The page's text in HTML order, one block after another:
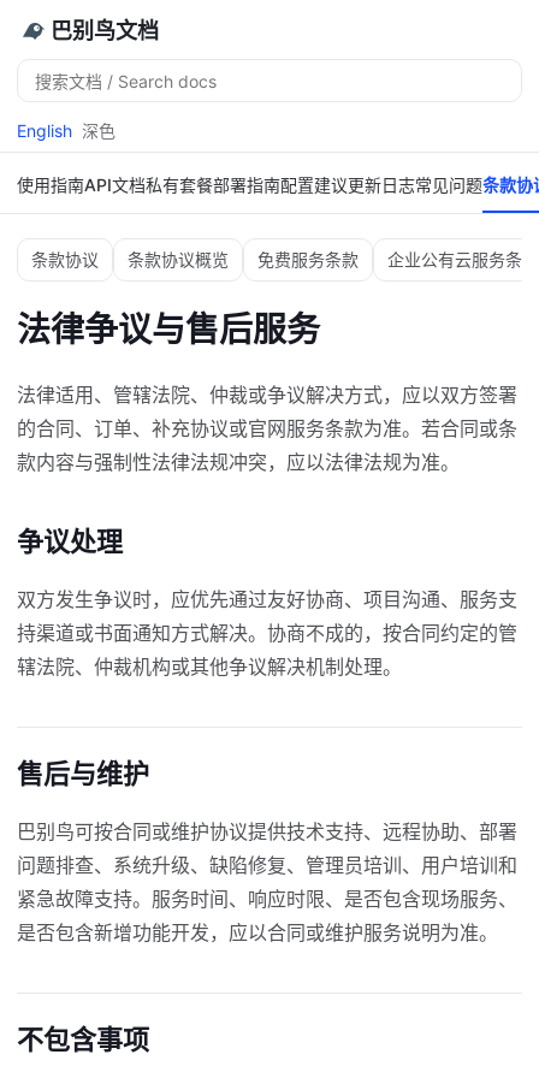
巴别鸟文档
搜
索
English 深色
使用指南API文档私有套餐部署指南配置建议更新日志常见问题条款协
条款协议 条款协议概览 免费服务条款 企业公有云服务条款
法律争议与售后服务
法律适用、管辖法院、仲裁或争议解决方式，应以双方签署
的合同、订单、补充协议或官网服务条款为准。若合同或条
款内容与强制性法律法规冲突，应以法律法规为准。
争议处理
双方发生争议时，应优先通过友好协商、项目沟通、服务支
持渠道或书面通知方式解决。协商不成的，按合同约定的管
辖法院、仲裁机构或其他争议解决机制处理。
售后与维护
巴别鸟可按合同或维护协议提供技术支持、远程协助、部署
问题排查、系统升级、缺陷修复、管理员培训、用户培训和
紧急故障支持。服务时间、响应时限、是否包含现场服务、
是否包含新增功能开发，应以合同或维护服务说明为准。
不包含事项